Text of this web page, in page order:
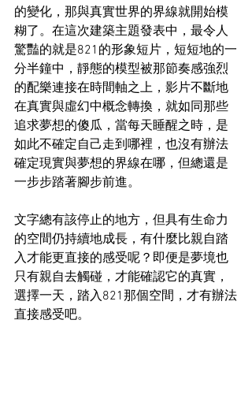
的變化，那與真實世界的界線就開始模
糊了。在這次建築主題發表中，最令人
驚豔的就是821的形象短片，短短地的一
分半鐘中，靜態的模型被那節奏感強烈
的配樂連接在時間軸之上，影片不斷地
在真實與虛幻中概念轉換，就如同那些
追求夢想的傻瓜，當每天睡醒之時，是
如此不確定自己走到哪裡，也沒有辦法
確定現實與夢想的界線在哪，但總還是
一步步踏著腳步前進。
文字總有該停止的地方，但具有生命力
的空間仍持續地成長，有什麼比親自踏
入才能更直接的感受呢？即便是夢境也
只有親自去觸碰，才能確認它的真實，
選擇一天，踏入821那個空間，才有辦法
直接感受吧。